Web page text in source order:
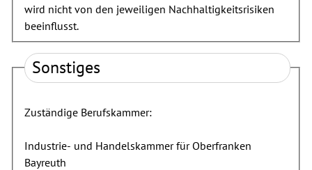
wird nicht von den jeweiligen Nachhaltigkeitsrisiken
beeinflusst.
Sonstiges
Zuständige Berufskammer:
Industrie- und Handelskammer für Oberfranken
Bayreuth